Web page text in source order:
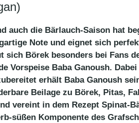
auch die Bärlauch-Saison hat
Note und eignet sich
Börek besonders bei Fans
Vorspeise Baba Ganoush.
erhält Baba Ganoush
Beilage zu Börek, Pitas,
vereint in dem Rezept Spinat-
süßen Komponente des